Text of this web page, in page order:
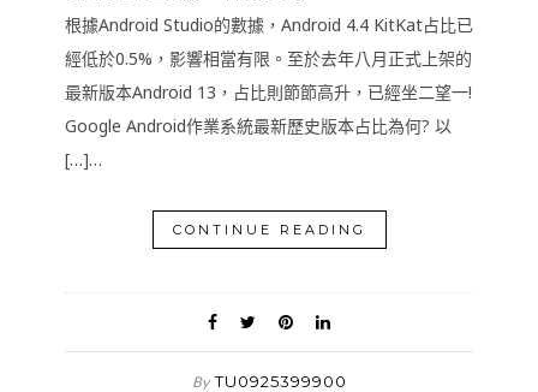
根據Android Studio的數據，Android 4.4 KitKat占比已
經低於0.5%，影響相當有限。至於去年八月正式上架的
最新版本Android 13，占比則節節高升，已經坐二望一!
Google Android作業系統最新歷史版本占比為何? 以
[…]…
CONTINUE READING
By TU0925399900